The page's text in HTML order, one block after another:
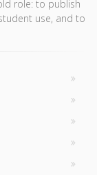
role: to publish
use, and to